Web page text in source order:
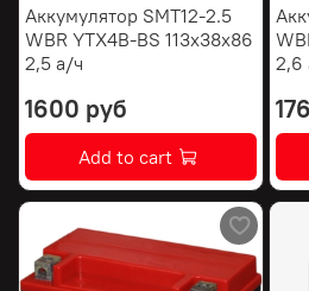
Аккумулятор SMT12-2.5
WBR YTX4B-BS 113х38х86
2,5 а/ч
1600 руб
Add to cart
2,6